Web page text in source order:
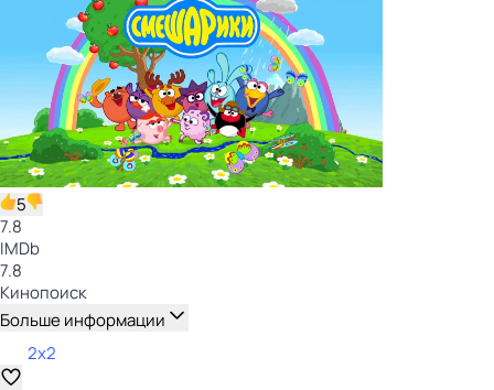
5
7.8
IMDb
7.8
Кинопоиск
Больше информации
2x2